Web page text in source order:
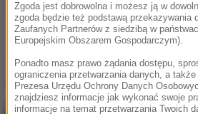
Podziel się:
Teledysk LATWOGANG /
Azizam (feat. Ed Sheeran):
Zgoda jest dobrowolna i możesz ją w
zgoda będzie też podstawą przekazywania
Zaufanych Partnerów z siedzibą w
Europejskim Obszarem Gospodarczym).
Ponadto masz prawo żądania dostępu,
ograniczenia przetwarzania danych, a także
Prezesa Urzędu Ochrony Danych
znajdziesz informacje jak wykonać swoje
informacje na temat przetwarzania Twoich